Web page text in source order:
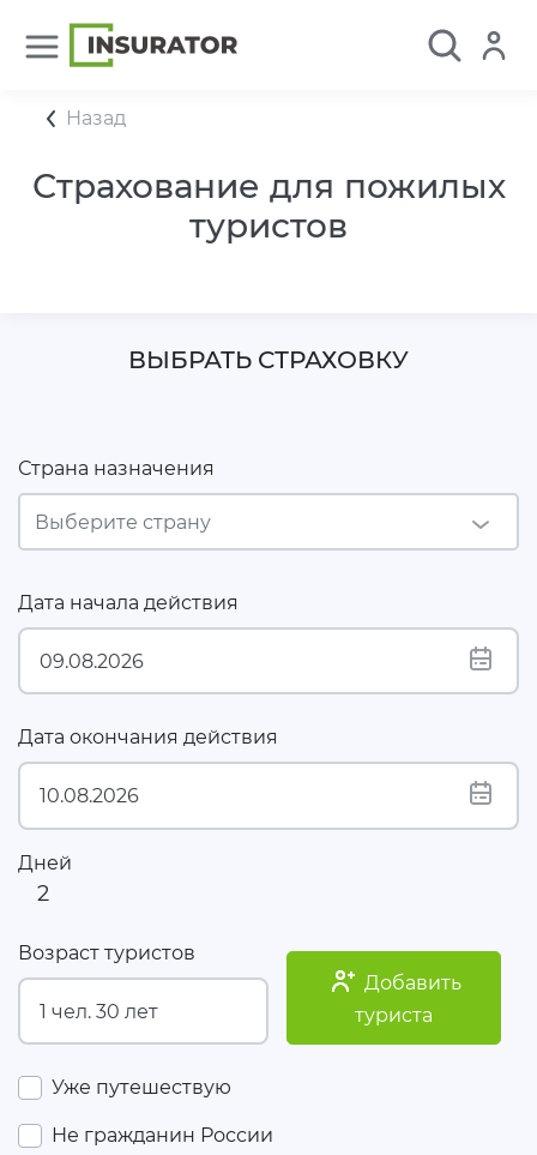
Назад
Страхование для пожилых
туристов
ВЫБРАТЬ СТРАХОВКУ
Страна назначения
Дата начала действия
Дата окончания действия
Дней
2
Возраст туристов
Добавить
туриста
Уже путешествую
Не гражданин России